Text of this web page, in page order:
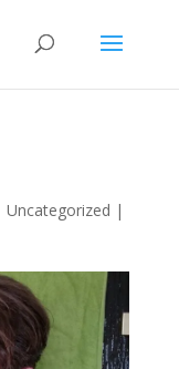
Uncategorized |